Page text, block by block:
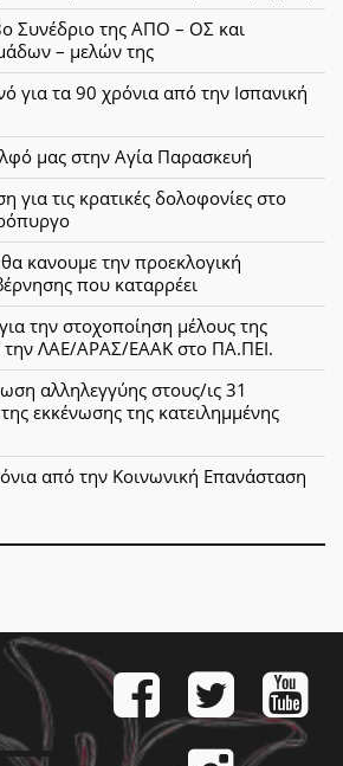
Συνέδριο της ΑΠΟ – ΟΣ και
– μελών της
τα 90 χρόνια από την Ισπανική
μας στην Αγία Παρασκευή
για τις κρατικές δολοφονίες στο
κανουμε την προεκλογική
που καταρρέει
την στοχοποίηση μέλους της
την ΛΑΕ/ΑΡΑΣ/ΕΑΑΚ στο ΠΑ.ΠΕΙ.
αλληλεγγύης στους/ις 31
εκκένωσης της κατειλημμένης
από την Κοινωνική Επανάσταση